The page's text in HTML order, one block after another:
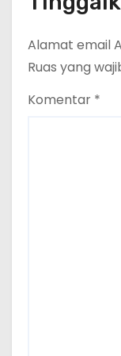
Alamat email
Ruas yang
Komentar *